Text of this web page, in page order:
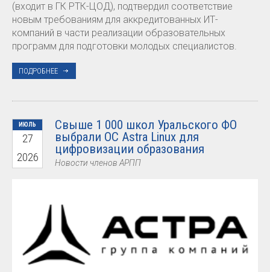
(входит в ГК РТК-ЦОД), подтвердил соответствие
новым требованиям для аккредитованных ИТ-
компаний в части реализации образовательных
программ для подготовки молодых специалистов.
ПОДРОБНЕЕ
ИЮЛЬ
27
2026
Свыше 1 000 школ Уральского ФО
выбрали ОС Astra Linux для
цифровизации образования
Новости членов АРПП